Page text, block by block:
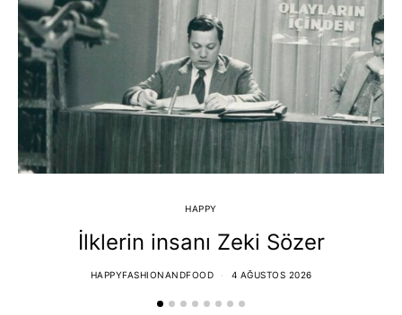
HAPPY
İlklerin insanı Zeki Sözer
HAPPYFASHIONANDFOOD 4 AĞUSTOS 2026